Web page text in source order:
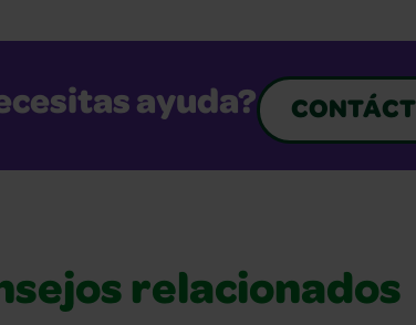
ayuda?
relacionados